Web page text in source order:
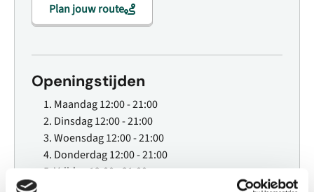
Plan jouw route
Openingstijden
Maandag12:00 - 21:00
Dinsdag12:00 - 21:00
Woensdag12:00 - 21:00
Donderdag12:00 - 21:00
Vrijdag12:00 - 21:00